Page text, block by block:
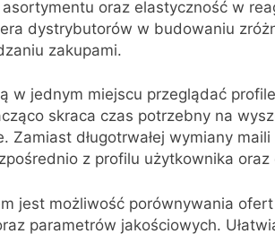
oraz elastyczność w
dystrybutorów w budowaniu
zakupami.
w jednym miejscu przeglądać
skraca czas potrzebny na
Zamiast długotrwałej wymiany
z profilu użytkownika
jest możliwość porównywania
parametrów jakościowych.